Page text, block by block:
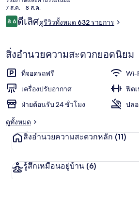
7 ส.ค. - 8 ส.ค.
รีวิว
8.68.6 จาก 10
ดีเลิศดูรีวิวทั้งหมด 632 รายการ
สิ่งอำนวยความสะดวกยอดนิยม
ที่จอดรถฟรี
Wi-
เครื่องปรับอากาศ
ฟิต
ฝ่ายต้อนรับ 24 ชั่วโมง
ปล
ดูทั้งหมด
สิ่งอำนวยความสะดวกหลัก (11)
รู้สึกเหมือนอยู่บ้าน (6)